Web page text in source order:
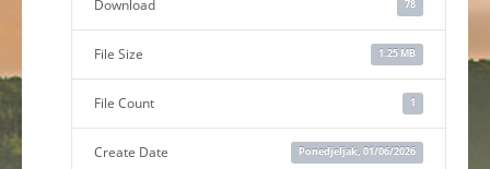
Download 78
File Size 1.25 MB
File Count 1
Create Date Ponedjeljak, 01/06/2026